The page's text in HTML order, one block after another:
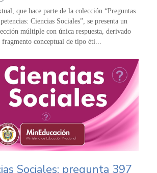
que hace parte de la colección “Preguntas
Ciencias Sociales”, se presenta un
múltiple con única respuesta, derivado
conceptual de tipo éti...
Sociales: pregunta 397